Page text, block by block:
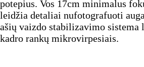
potepius. Vos 17cm minimalus
leidžia detaliai nufotografuoti
ašių vaizdo stabilizavimo sistema
kadro rankų mikrovirpesiais.